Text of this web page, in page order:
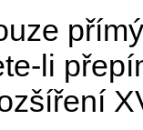
li